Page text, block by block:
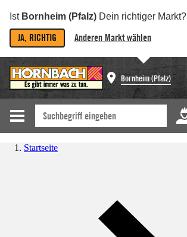
Ist Bornheim (Pfalz) Dein richtiger Markt?
JA, RICHTIG Anderen Markt wählen
Bornheim (Pfalz)
Startseite